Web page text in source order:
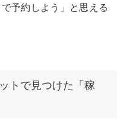
予約しよう」と思える
トで見つけた「稼